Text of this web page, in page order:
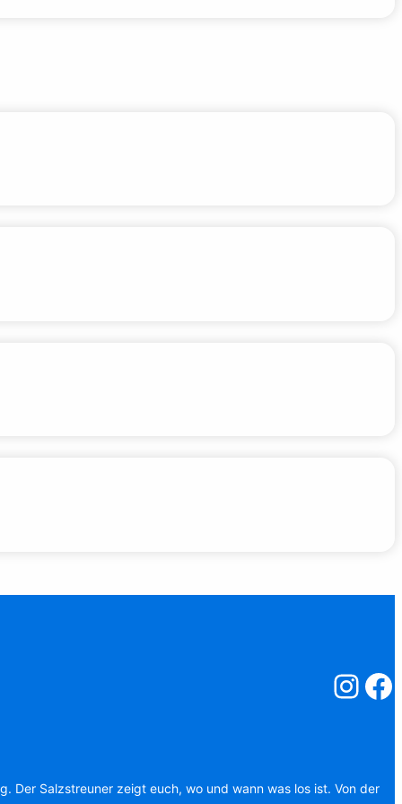
Der Salzstreuner zeigt euch, wo und wann was los ist. Von der